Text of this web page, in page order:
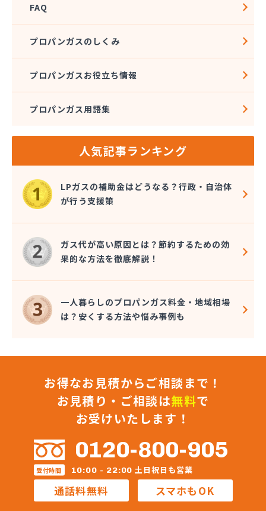
株式会社長野米穀 三田洞支店
株式会社長野米穀 福光支店
株式会社長野米穀 本社
株式会社東液供給センター各務原基地
株式会社東海LPGセンター
株式会社白木屋商店
株式会社尾西商店
株式会社米菊
株式会社米定
株式会社堀江兄弟商店
株式会社鈴木石油店
関プロパン
関液化石油ガス協組
丸イプロパン
丸佐LPガス
岐阜県JAビジネスサポート株式会社 岐阜営業所・
LPガス販売センター・LPガス保安センター
岐阜県JAビジネスサポート株式会社 JAガスプラ
ザとうと
岐阜県JAビジネスサポート株式会社 西濃営業所
兼松プロパン瓦斯株式会社
犬飼産業株式会社 可児営業所
犬飼産業株式会社 瑞浪営業所
戸崎プロパン
合資会社カリヤ
合資会社増井商店
合資会社万九商店
合名会社大友商店
今尾ガス株式会社
FAQ
プロパンガスのしくみ
プロパンガスお役立ち情報
プロパンガス用語集
人気記事ランキング
LPガスの補助金はどうなる？行政・自治体
が行う支援策
ガス代が高い原因とは？節約するための効
果的な方法を徹底解説！
一人暮らしのプロパンガス料金・地域相場
は？安くする方法や悩み事例も
お得なお見積からご相談まで！
お見積り・ご相談は無料で
お受けいたします！
0120-800-905
受付時間 10:00 - 22:00 土日祝日も営業
通話料無料 スマホもOK